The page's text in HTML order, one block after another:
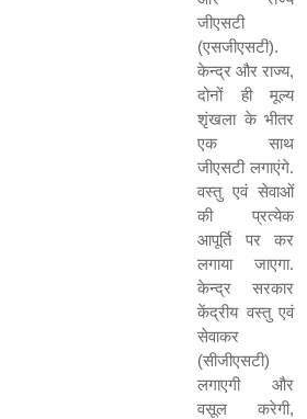
जीएसटी
(एसजीएसटी).
केन्द्र और राज्य,
दोनों ही मूल्य
शृंखला के भीतर
एक साथ
जीएसटी लगाएंगे.
वस्तु एवं सेवाओं
की प्रत्येक
आपूर्ति पर कर
लगाया जाएगा.
केन्द्र सरकार
केंद्रीय वस्तु एवं
सेवाकर
(सीजीएसटी)
लगाएगी और
वसूल करेगी,